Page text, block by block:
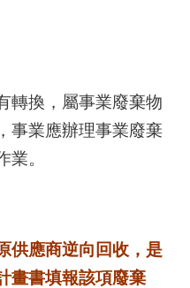
轉換，屬事業廢棄物
事業應辦理事業廢棄
。
供應商逆向回收，是
畫書填報該項廢棄